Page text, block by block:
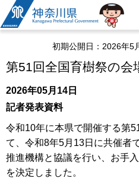
神奈川県
初期公開日：2026年5
第51回全国育樹祭の会
2026年05月14日
記者発表資料
令和10年に本県で開催する第
て、令和8年5月13日に共催者
推進機構と協議を行い、お手
を決定しました。